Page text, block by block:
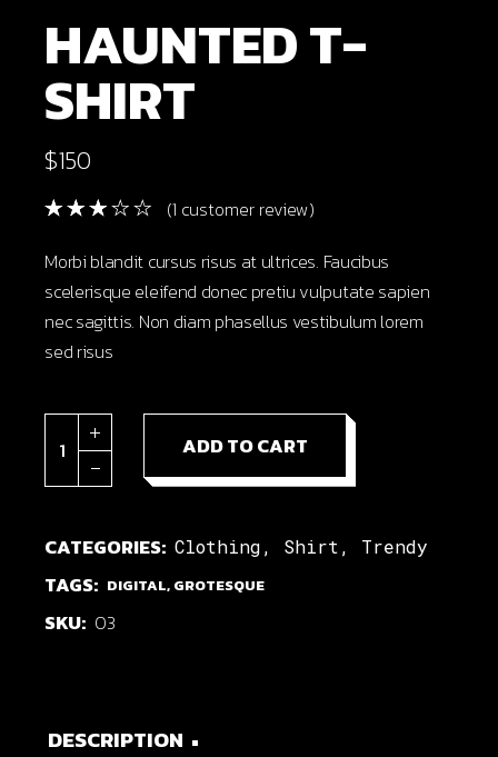
HAUNTED T-
SHIRT
$150
(1 customer review)
Morbi blandit cursus risus at ultrices. Faucibus
scelerisque eleifend donec pretiu vulputate sapien
nec sagittis. Non diam phasellus vestibulum lorem
sed risus
Haunted t-shirt quantity
ADD TO CART
CATEGORIES: Clothing, Shirt , Trendy
TAGS: DIGITAL, GROTESQUE
SKU: 03
DESCRIPTION